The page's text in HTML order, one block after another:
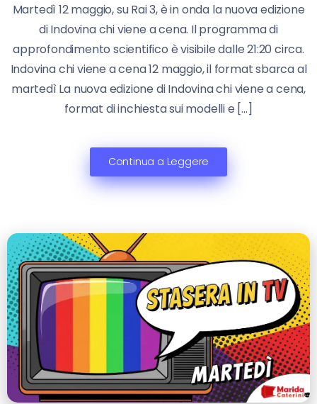
Martedì 12 maggio, su Rai 3, è in onda la nuova edizione
di Indovina chi viene a cena. Il programma di
approfondimento scientifico è visibile dalle 21:20 circa.
Indovina chi viene a cena 12 maggio, il format sbarca al
martedì La nuova edizione di Indovina chi viene a cena,
format di inchiesta sui modelli e […]
Continua a Leggere